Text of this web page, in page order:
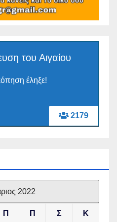
2179
του Αιγαίου
έληξε!
2022
Π Π Σ Κ